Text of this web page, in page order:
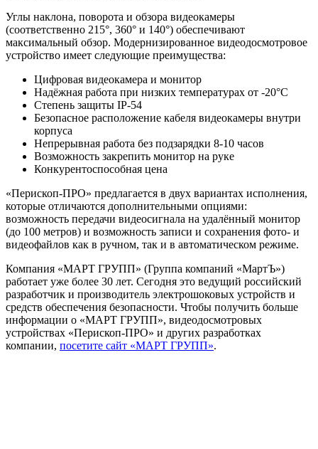
Углы наклона, поворота и обзора видеокамеры
(соответственно 215°, 360° и 140°) обеспечивают
максимальный обзор. Модернизированное видеодосмотровое
устройство имеет следующие преимущества:
Цифровая видеокамера и монитор
Надёжная работа при низких температурах от -20°С
Степень защиты IP-54
Безопасное расположение кабеля видеокамеры внутри
корпуса
Непрерывная работа без подзарядки 8-10 часов
Возможность закрепить монитор на руке
Конкурентоспособная цена
«Перископ-ПРО» предлагается в двух вариантах исполнения,
которые отличаются дополнительными опциями:
возможность передачи видеосигнала на удалённый монитор
(до 100 метров) и возможность записи и сохранения фото- и
видеофайлов как в ручном, так и в автоматическом режиме.
Компания «МАРТ ГРУПП» (Группа компаний «МартЪ»)
работает уже более 30 лет. Сегодня это ведущий российский
разработчик и производитель электрошоковых устройств и
средств обеспечения безопасности. Чтобы получить больше
информации о «МАРТ ГРУПП», видеодосмотровых
устройствах «Перископ-ПРО» и других разработках
компании, посетите сайт «МАРТ ГРУПП».